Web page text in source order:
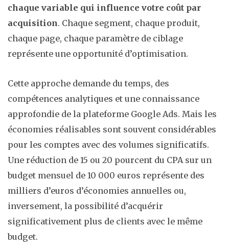
chaque variable qui influence votre coût par
acquisition. Chaque segment, chaque produit,
chaque page, chaque paramètre de ciblage
représente une opportunité d’optimisation.
Cette approche demande du temps, des
compétences analytiques et une connaissance
approfondie de la plateforme Google Ads. Mais les
économies réalisables sont souvent considérables
pour les comptes avec des volumes significatifs.
Une réduction de 15 ou 20 pourcent du CPA sur un
budget mensuel de 10 000 euros représente des
milliers d’euros d’économies annuelles ou,
inversement, la possibilité d’acquérir
significativement plus de clients avec le même
budget.